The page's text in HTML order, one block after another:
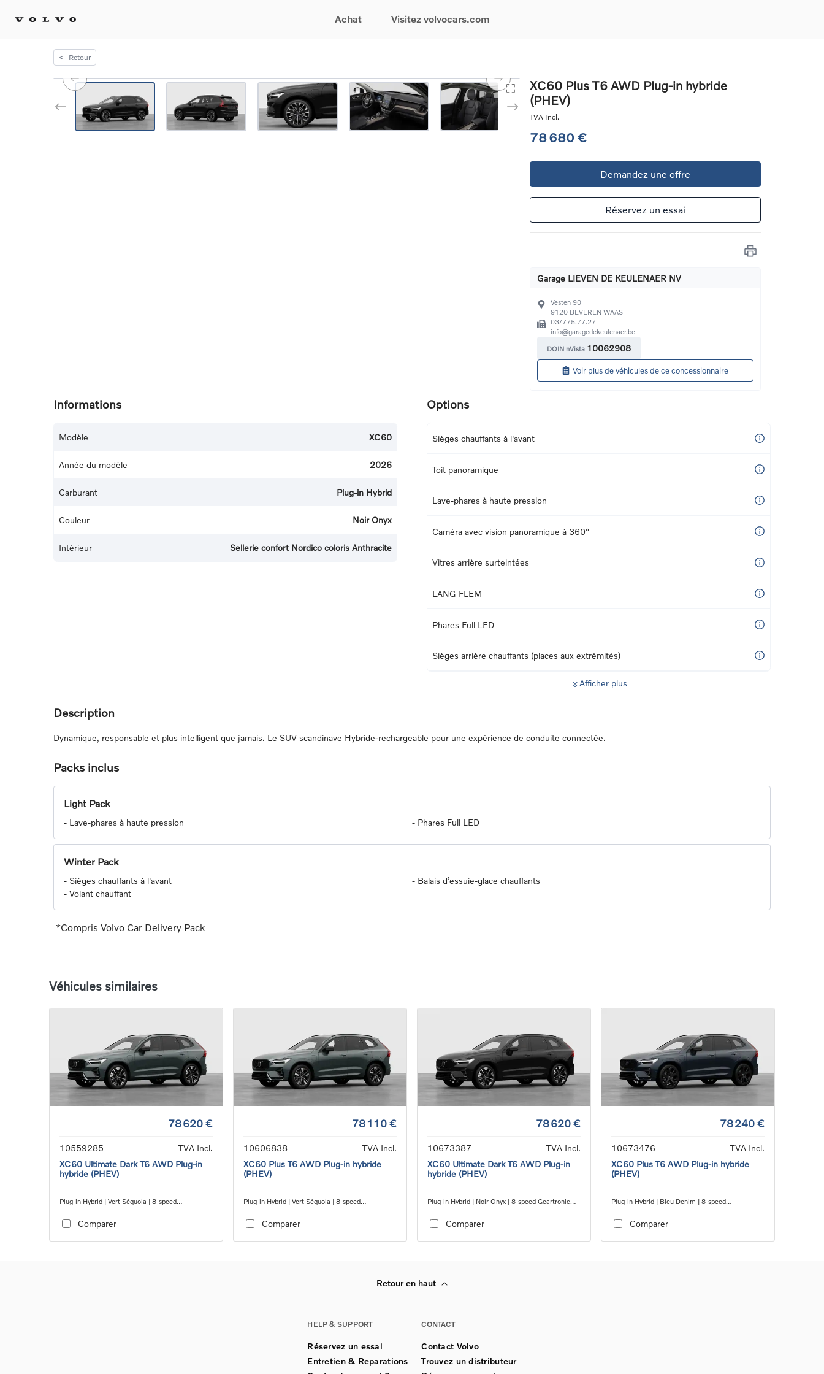
Achat
EX30
EX40
EC40
Voitures électriques
Voitures hybrides
rechargeables
Visitez volvocars.com
Configurez votre voiture
Offres du moment
Voitures d'occasion
Financement
Assurances
Réservez un essai
Entretien & Réparations
Reprise de votre voiture
Service de dépannage
Trouver un distributeur
< Retour
XC60 Plus T6 AWD Plug-in hybride
(PHEV)
TVA Incl.
78 680 €
Demandez une offre
Réservez un essai
Garage LIEVEN DE KEULENAER NV
Vesten 90
9120 BEVEREN WAAS
03/775.77.27
info@garagedekeulenaer.be
DOIN nVista 10062908
Voir plus de véhicules de ce concessionnaire
Informations
Modèle XC60
Année du modèle 2026
Carburant Plug-in Hybrid
Couleur Noir Onyx
Intérieur Sellerie confort Nordico coloris Anthracite
Options
Sièges chauffants à l'avant
Toit panoramique
Lave-phares à haute pression
Caméra avec vision panoramique à 360°
Vitres arrière surteintées
LANG FLEM
Phares Full LED
Sièges arrière chauffants (places aux extrémités)
Afficher plus
Description
Dynamique, responsable et plus intelligent que jamais. Le SUV scandinave Hybride-rechargeable pour une expérience de conduite connectée.
Packs inclus
Light Pack
- Lave-phares à haute pression - Phares Full LED
Winter Pack
- Sièges chauffants à l'avant - Balais d’essuie-glace chauffants
- Volant chauffant
*Compris Volvo Car Delivery Pack
Véhicules similaires
78 620 €
10559285
TVA Incl.
XC60 Ultimate Dark T6 AWD Plug-in
hybride (PHEV)
Plug-in Hybrid | Vert Séquoia | 8-speed
Comparer
78 110 €
10606838
TVA Incl.
XC60 Plus T6 AWD Plug-in hybride
(PHEV)
Plug-in Hybrid | Vert Séquoia | 8-speed
Comparer
78 620 €
10673387
TVA Incl.
XC60 Ultimate Dark T6 AWD Plug-in
hybride (PHEV)
Plug-in Hybrid | Noir Onyx | 8-speed Geartronic™
Comparer
78 240 €
10673476
TVA Incl.
XC60 Plus T6 AWD Plug-in hybride
(PHEV)
Plug-in Hybrid | Bleu Denim | 8-speed
Comparer
Retour en haut
HELP & SUPPORT
Réservez un essai
Entretien & Reparations
CONTACT
Contact Volvo
Trouvez un distributeur